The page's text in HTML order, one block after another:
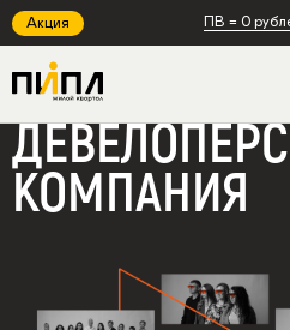
Акция ПВ = 0
КОМПАНИЯ